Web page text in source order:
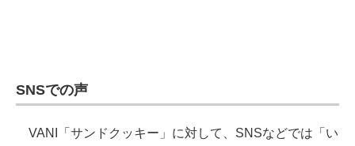
SNSでの声
VANI「サンドクッキー」に対して、SNSなどでは「い